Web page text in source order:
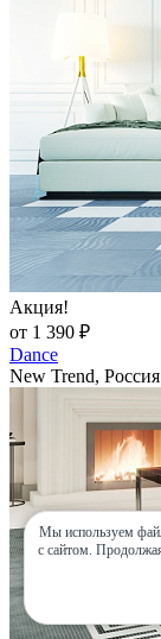
Акция!
от 1 390 ₽
Dance
New Trend, Россия
Мы используем
с сайтом. Продолжая